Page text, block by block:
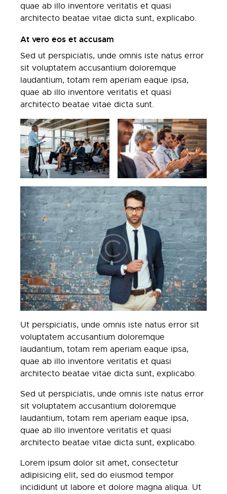
quae ab illo inventore veritatis et quasi
architecto beatae vitae dicta sunt, explicabo.
At vero eos et accusam
Sed ut perspiciatis, unde omnis iste natus error
sit voluptatem accusantium doloremque
laudantium, totam rem aperiam eaque ipsa,
quae ab illo inventore veritatis et quasi
architecto beatae vitae dicta sunt.
Ut perspiciatis, unde omnis iste natus error sit
voluptatem accusantium doloremque
laudantium, totam rem aperiam eaque ipsa,
quae ab illo inventore veritatis et quasi
architecto beatae vitae dicta sunt, explicabo.
Sed ut perspiciatis, unde omnis iste natus error
sit voluptatem accusantium doloremque
laudantium, totam rem aperiam eaque ipsa,
quae ab illo inventore veritatis et quasi
architecto beatae vitae dicta sunt, explicabo.
Lorem ipsum dolor sit amet, consectetur
adipisicing elit, sed do eiusmod tempor
incididunt ut labore et dolore magna aliqua. Ut